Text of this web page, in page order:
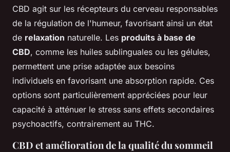
CBD agit sur les récepteurs du cerveau responsables
de la régulation de l'humeur, favorisant ainsi un état
de relaxation naturelle. Les produits à base de
CBD, comme les huiles sublinguales ou les gélules,
permettent une prise adaptée aux besoins
individuels en favorisant une absorption rapide. Ces
options sont particulièrement appréciées pour leur
capacité à atténuer le stress sans effets secondaires
psychoactifs, contrairement au THC.
CBD et amélioration de la qualité du sommeil